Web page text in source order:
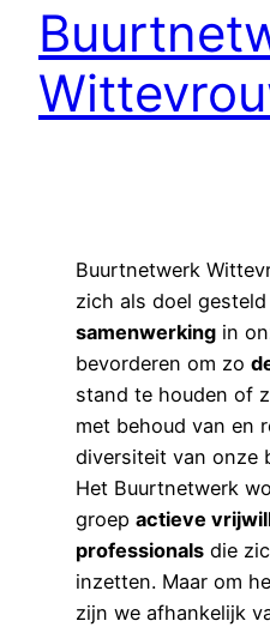
Buurtnetwerk
zich als doel gesteld
samenwerkingin
bevorderen om zo
stand te houden of
met behoud van en
diversiteit van onze
Het Buurtnetwerk
groep actieve
professionalsdie
inzetten. Maar om
zijn we afhankelijk